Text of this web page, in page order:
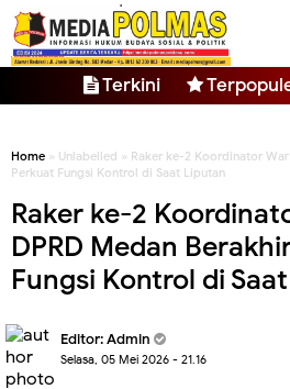
Terkini
Home » Unlabelled » Raker ke-2 Koordinator
Perkuat Fungsi Kontrol di Saat Liputan
Raker ke-2
DPRD Medan
Fungsi Kontrol di
Editor: Admin
Selasa, 05 Mei 2026 - 21.16